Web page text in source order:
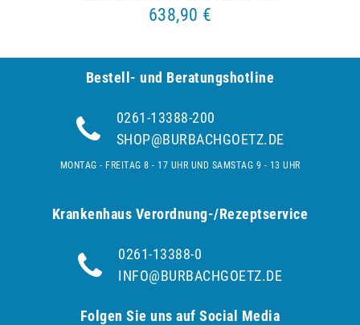
638,90 €
Bestell- und Be­ra­tungs­hot­line
0261-13388-200
SHOP@BURBACHGOETZ.DE
MONTAG - FREITAG 8 - 17 UHR UND SAMSTAG 9 - 13 UHR
Krankenhaus Verordnung-/Rezeptservice
0261-13388-0
INFO@BURBACHGOETZ.DE
Folgen Sie uns auf Social Media